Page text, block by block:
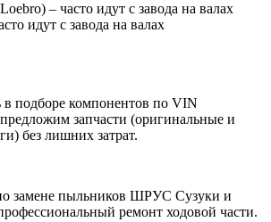
– часто идут с завода на валах
идут с завода на валах
подборе компонентов по VIN
запчасти (оригинальные и
без лишних затрат.
замене пыльников ШРУС Сузуки и
ремонт ходовой части.